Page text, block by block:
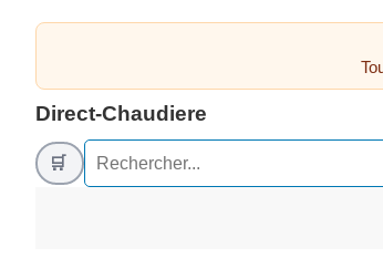
Direct-Chaudiere
🛒